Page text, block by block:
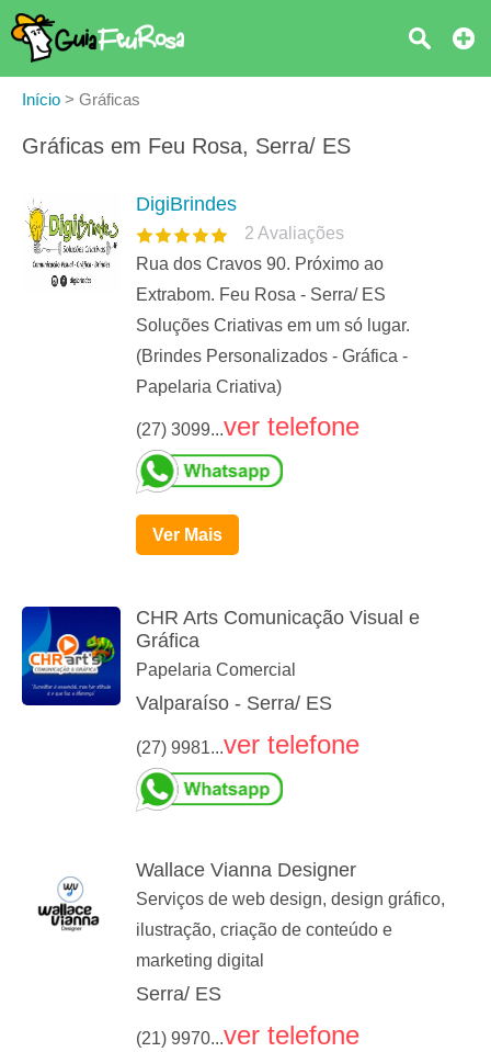
Início > Gráficas
Gráficas em Feu Rosa, Serra/ ES
DigiBrindes
2 Avaliações
Rua dos Cravos 90. Próximo ao
Extrabom. Feu Rosa - Serra/ ES
Soluções Criativas em um só lugar.
(Brindes Personalizados - Gráfica -
Papelaria Criativa)
(27) 3099...ver telefone
Ver Mais
CHR Arts Comunicação Visual e
Gráfica
Papelaria Comercial
Valparaíso - Serra/ ES
(27) 9981...ver telefone
Wallace Vianna Designer
Serviços de web design, design gráfico,
ilustração, criação de conteúdo e
marketing digital
Serra/ ES
(21) 9970...ver telefone